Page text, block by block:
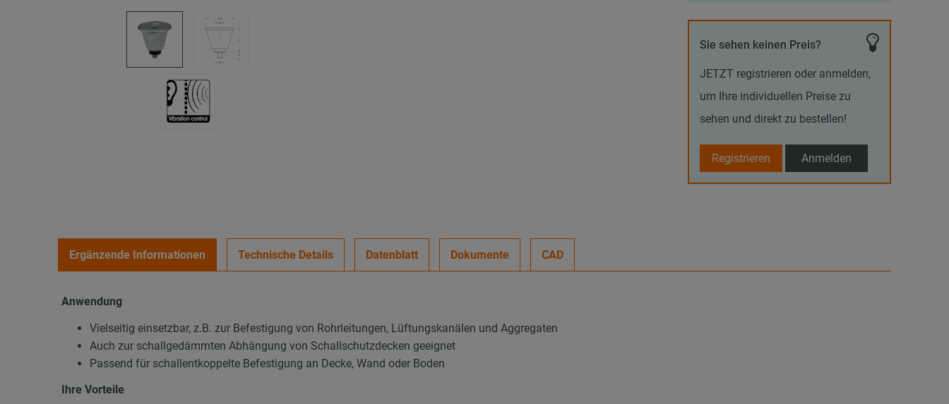
Sie sehen keinen Preis?
JETZT registrieren oder anmelden,
um Ihre individuellen Preise zu
sehen und direkt zu bestellen!
Registrieren Anmelden
Ergänzende Informationen Technische Details Datenblatt Dokumente CAD
Anwendung
Vielseitig einsetzbar, z.B. zur Befestigung von Rohrleitungen, Lüftungskanälen und Aggregaten
Auch zur schallgedämmten Abhängung von Schallschutzdecken geeignet
Passend für schallentkoppelte Befestigung an Decke, Wand oder Boden
Ihre Vorteile